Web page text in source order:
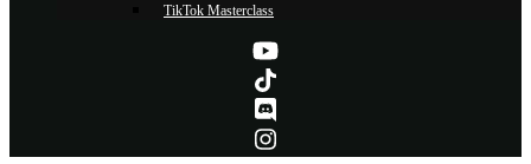
TikTok Masterclass